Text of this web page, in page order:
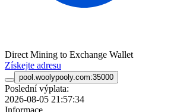
Direct Mining to Exchange Wallet
Získejte adresu
pool.woolypooly.com:35000
Poslední výplata:
2026-08-05 21:57:34
Informace